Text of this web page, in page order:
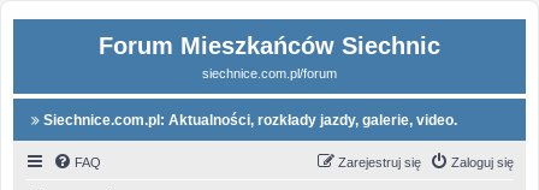
Forum Mieszkańców Siechnic
siechnice.com.pl/forum
Siechnice.com.pl: Aktualności, rozkłady jazdy, galerie, video.
FAQ Zaloguj się
Zarejestruj się